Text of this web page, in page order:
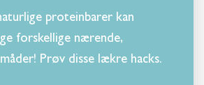
proteinbarer kan
forskellige nærende,
Prøv disse lækre hacks.